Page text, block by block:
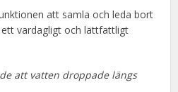
att samla och leda bort
vardagligt och lättfattligt
att vatten droppade längs